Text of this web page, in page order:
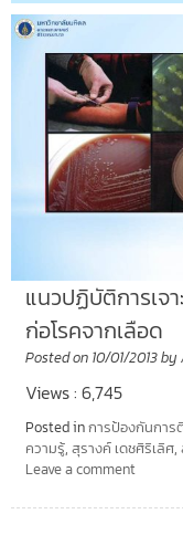
แนวปฏิบัติการเจา
ก่อโรคจากเลือด
Posted on 10/01/2013by
Views : 6,745
Posted inการป้องกันการ
ความรู้, สุรางค์ เดชศิริเลิศ,
Leave a comment